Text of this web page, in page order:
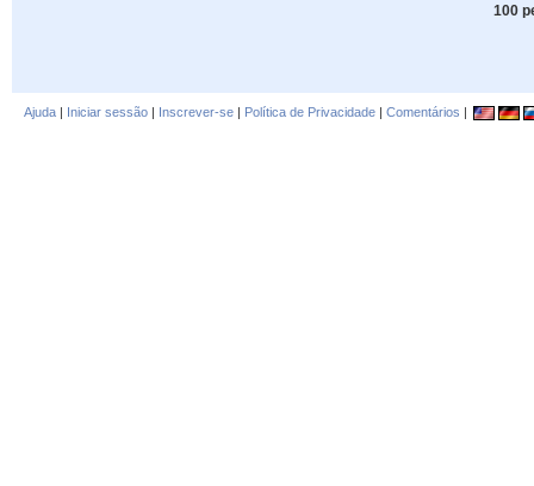
100
Ajuda | Iniciar sessão | Inscrever-se | Política de Privacidade | Comentários |